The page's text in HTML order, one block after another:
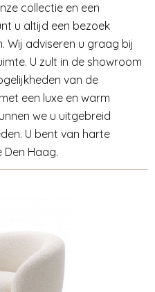
collectie en een
u altijd een bezoek
Wij adviseren u graag bij
U zult in de showroom
van de
een luxe en warm
we u uitgebreid
U bent van harte
Den Haag.